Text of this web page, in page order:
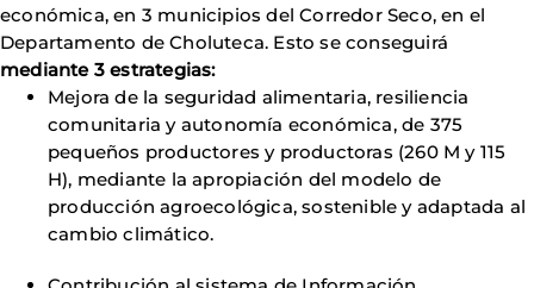
económica, en 3 municipios del Corredor Seco, en el
Departamento de Choluteca. Esto se conseguirá
mediante 3 estrategias:
Mejora de la seguridad alimentaria, resiliencia
comunitaria y autonomía económica, de 375
pequeños productores y productoras (260 M y 115
H), mediante la apropiación del modelo de
producción agroecológica, sostenible y adaptada al
cambio climático.